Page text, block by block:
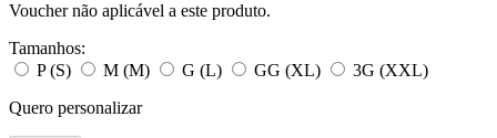
Voucher não aplicável a este produto.
Tamanhos:
P (S)
M (M) G (L) GG (XL)
3G (XXL)
Quero personalizar